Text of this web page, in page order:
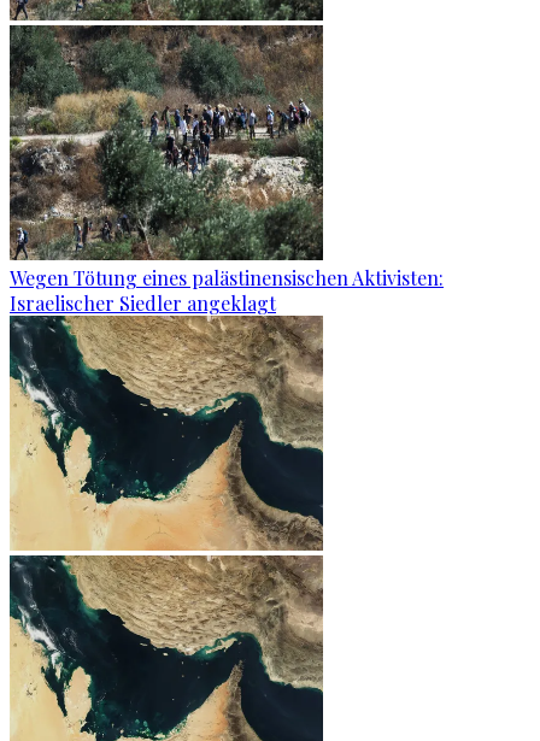
Wegen Tötung eines palästinensischen Aktivisten:
Israelischer Siedler angeklagt